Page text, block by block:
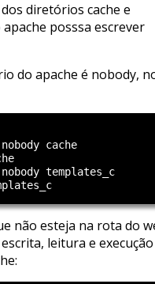
diretórios cache e
posssa escrever
do apache é nobody,
cache
templates_c
não esteja na rota do
leitura e execução